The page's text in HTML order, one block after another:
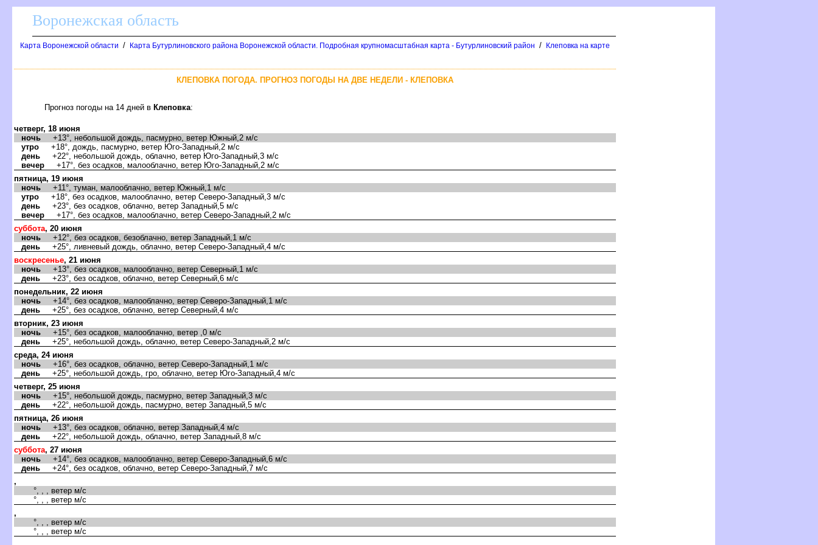
оронежская область
Карта Воронежской области / Карта Бутурлиновского района Воронежской области. Подробная крупномасштабная карта - Бутурлиновский район / Клеповка на карте
КЛЕПОВКА ПОГОДА. ПРОГНОЗ ПОГОДЫ НА ДВЕ НЕДЕЛИ - КЛЕПОВКА
Прогноз погоды на 14 дней Клеповка:
четверг, 18 июня
ночь +13°, небольшой дождь, пасмурно, ветер Южный,2 м/с
утро +18°, дождь, пасмурно, ветер Юго-Западный,2 м/с
день +22°, небольшой дождь, облачно, ветер Юго-Западный,3 м/с
ечер +17°, без осадков, малооблачно, ветер Юго-Западный,2 м/с
пятница, 19 июня
ночь +11°, туман, малооблачно, ветер Южный,1 м/с
утро +18°, без осадков, малооблачно, ветер Северо-Западный,3 м/с
день +23°, без осадков, облачно, ветер Западный,5 м/с
ечер +17°, без осадков, малооблачно, ветер Северо-Западный,2 м/с
суббота, 20 июня
ночь +12°, без осадков, безоблачно, ветер Западный,1 м/с
день +25°, ливневый дождь, облачно, ветер Северо-Западный,4 м/с
оскресенье, 21 июня
ночь +13°, без осадков, малооблачно, ветер Северный,1 м/с
день +23°, без осадков, облачно, ветер Северный,6 м/с
понедельник, 22 июня
ночь +14°, без осадков, малооблачно, ветер Северо-Западный,1 м/с
день +25°, без осадков, облачно, ветер Северный,4 м/с
торник, 23 июня
ночь +15°, без осадков, малооблачно, ветер ,0 м/с
день +25°, небольшой дождь, облачно, ветер Северо-Западный,2 м/с
среда, 24 июня
ночь +16°, без осадков, облачно, ветер Северо-Западный,1 м/с
день +25°, небольшой дождь, гро, облачно, ветер Юго-Западный,4 м/с
четверг, 25 июня
ночь +15°, небольшой дождь, пасмурно, ветер Западный,3 м/с
день +22°, небольшой дождь, пасмурно, ветер Западный,5 м/с
пятница, 26 июня
ночь +13°, без осадков, облачно, ветер Западный,4 м/с
день +22°, небольшой дождь, облачно, ветер Западный,8 м/с
суббота, 27 июня
ночь +14°, без осадков, малооблачно, ветер Северо-Западный,6 м/с
день +24°, без осадков, облачно, ветер Северо-Западный,7 м/с
,
°, , , ветер м/с
°, , , ветер м/с
,
°, , , ветер м/с
°, , , ветер м/с